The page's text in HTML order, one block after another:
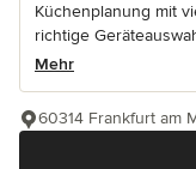
Küchenplanung mit
richtige
Mehr
60314 Frankfurt am